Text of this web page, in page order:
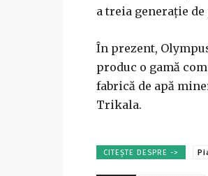
a treia generaţie
În prezent,
produc o gamă
fabrică de apă
Trikala.
CITEȘTE DESPRE ->